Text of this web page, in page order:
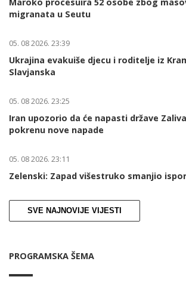
migranata u Seutu
05. 08 2026. 23:39
Ukrajina evakuiše djecu i roditelje iz
Slavjanska
05. 08 2026. 23:25
Iran upozorio da će napasti države
pokrenu nove napade
05. 08 2026. 23:11
Zelenski: Zapad višestruko smanjio
SVE NAJNOVIJE VIJESTI
PROGRAMSKA ŠEMA